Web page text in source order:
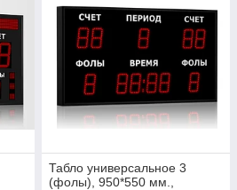
Табло универсальное 3
(фолы), 950*550 мм.,